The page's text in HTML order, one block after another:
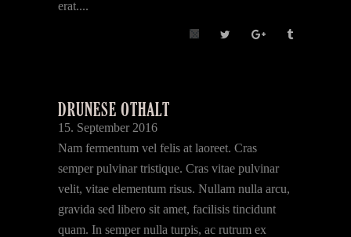
erat....
DRUNESE OTHALT
15. September 2016
Nam fermentum vel felis at laoreet. Cras
semper pulvinar tristique. Cras vitae pulvinar
velit, vitae elementum risus. Nullam nulla arcu,
gravida sed libero sit amet, facilisis tincidunt
quam. In semper nulla turpis, ac rutrum ex